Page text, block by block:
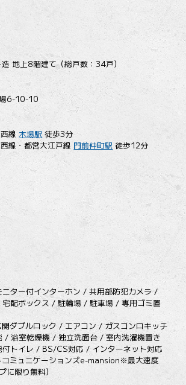
地上8階建て（総戸数：34戸）
6-10-10
線 木場駅 徒歩3分
線・都営大江戸線 門前仲町駅 徒歩12分
ター付インターホン / 共用部防犯カメラ /
配ボックス / 駐輪場 / 駐車場 / 専用ゴミ置
ダブルロック / エアコン / ガスコンロキッチ
/ 浴室乾燥機 / 独立洗面台 / 室内洗濯機置き
トイレ / BS/CS対応 / インターネット対応
コミュニケーションズe-mansion※最大速度
限り無料）